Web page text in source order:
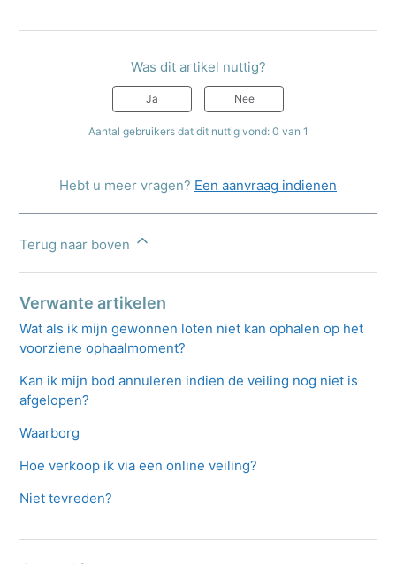
Was dit artikel nuttig?
Ja Nee
Aantal gebruikers dat dit nuttig vond: 0 van 1
Hebt u meer vragen? Een aanvraag indienen
Terug naar boven
Verwante artikelen
Wat als ik mijn gewonnen loten niet kan ophalen op het
voorziene ophaalmoment?
Kan ik mijn bod annuleren indien de veiling nog niet is
afgelopen?
Waarborg
Hoe verkoop ik via een online veiling?
Niet tevreden?